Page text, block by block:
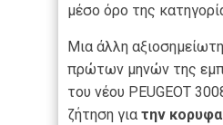
μέσο όρο της
Μια άλλη
πρώτων μηνών της
του νέου PEUGEOT
ζήτηση για την